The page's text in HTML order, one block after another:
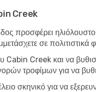
Creek
προσφέρει
σε
Cabin Creek και να
τροφίμων για να
σκηνικό για να